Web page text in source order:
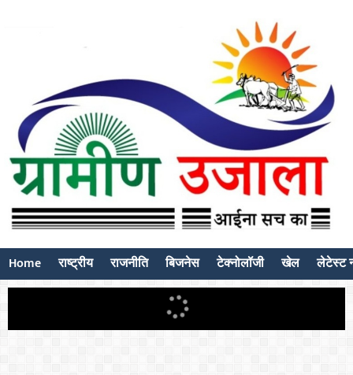
Home राष्ट्रीय राजनीति बिजनेस टेक्नोलॉजी खेल लेटेस्ट